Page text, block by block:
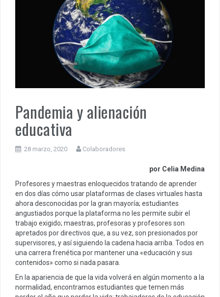
Pandemia y alienación
educativa
28 marzo, 2020 Colaboradores
por Celia Medina
Profesores y maestras enloquecidos tratando de aprender
en dos días cómo usar plataformas de clases virtuales hasta
ahora desconocidas por la gran mayoría; estudiantes
angustiados porque la plataforma no les permite subir el
trabajo exigido; maestras, profesoras y profesores son
apretados por directivos que, a su vez, son presionados por
supervisores, y así siguiendo la cadena hacia arriba. Todos en
una carrera frenética por mantener una «educación y sus
contenidos» como si nada pasara.
En la apariencia de que la vida volverá en algún momento a la
normalidad, encontramos estudiantes que temen más